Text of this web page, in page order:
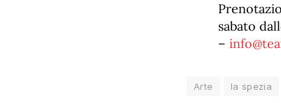
sabato
–
Arte la spezia